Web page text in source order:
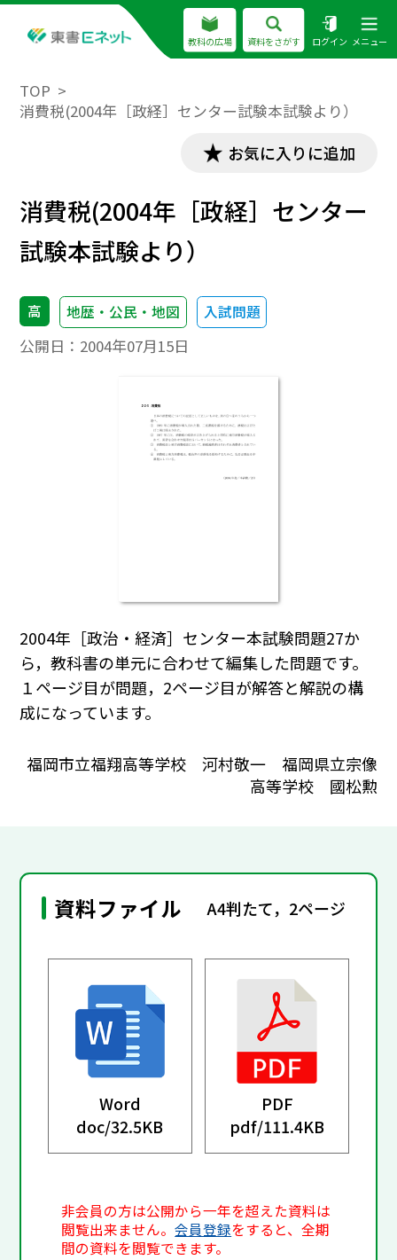
教科の広場 資料をさがす ログイン メニュー
TOP
消費税(2004年［政経］センター試験本試験より）
お気に入りに追加
消費税(2004年［政経］センター
試験本試験より）
高 地歴・公民・地図 入試問題
公開日： 2004年07月15日
2004年［政治・経済］センター本試験問題27か
ら，教科書の単元に合わせて編集した問題です。
１ページ目が問題，2ページ目が解答と解説の構
成になっています。
福岡市立福翔高等学校 河村敬一 福岡県立宗像
高等学校 國松勲
資料ファイル A4判たて，2ページ
Word
doc/32.5KB
PDF
pdf/111.4KB
非会員の方は公開から一年を超えた資料は
閲覧出来ません。会員登録をすると、全期
間の資料を閲覧できます。